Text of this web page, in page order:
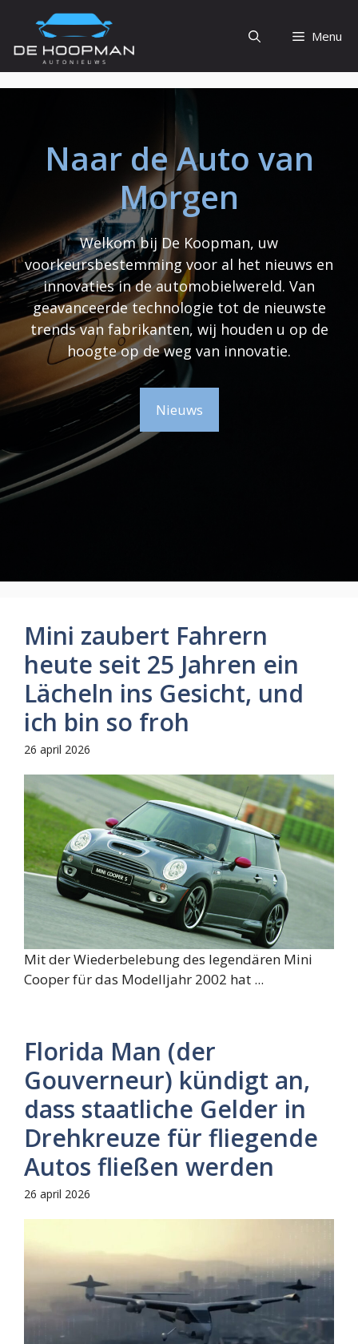
de
inhoud
Menu
Naar de Auto van
Morgen
Welkom bij De Koopman, uw
voorkeursbestemming voor al het nieuws en
innovaties in de automobielwereld. Van
geavanceerde technologie tot de nieuwste
trends van fabrikanten, wij houden u op de
hoogte op de weg van innovatie.
Nieuws
Mini zaubert Fahrern
heute seit 25 Jahren ein
Lächeln ins Gesicht, und
ich bin so froh
26 april 2026
Mit der Wiederbelebung des legendären Mini
Cooper für das Modelljahr 2002 hat ...
Florida Man (der
Gouverneur) kündigt an,
dass staatliche Gelder in
Drehkreuze für fliegende
Autos fließen werden
26 april 2026